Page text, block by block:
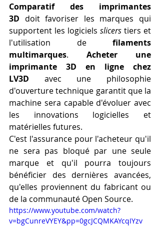
Comparatif des imprimantes
3D doit favoriser les marques qui
supportent les logiciels slicers tiers et
l'utilisation de filaments
multimarques. Acheter une
imprimante 3D en ligne chez
LV3D avec une philosophie
d'ouverture technique garantit que la
machine sera capable d'évoluer avec
les innovations logicielles et
matérielles futures.
C'est l'assurance pour l'acheteur qu'il
ne sera pas bloqué par une seule
marque et qu'il pourra toujours
bénéficier des dernières avancées,
qu'elles proviennent du fabricant ou
de la communauté Open Source.
https://www.youtube.com/watch?
v=bgCunreVYEY&pp=0gcJCQMKAYcqIYzv